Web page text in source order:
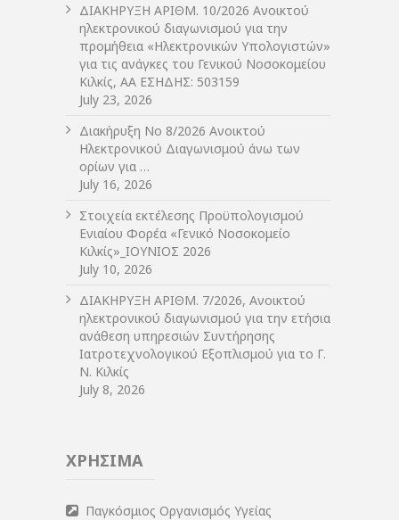
ΔIΑΚΗΡΥΞΗ ΑΡIΘΜ. 10/2026 Ανοικτού
ηλεκτρονικού διαγωνισμού για την
προμήθεια «Ηλεκτρονικών Υπολογιστών»
για τις ανάγκες του Γενικού Νοσοκομείου
Κιλκίς, ΑΑ ΕΣΗΔΗΣ: 503159
July 23, 2026
Διακήρυξη Νο 8/2026 Ανοικτού
Ηλεκτρονικού Διαγωνισμού άνω των
ορίων για …
July 16, 2026
Στοιχεία εκτέλεσης Προϋπολογισμού
Ενιαίου Φορέα «Γενικό Νοσοκομείο
Κιλκίς»_ΙΟΥΝΙΟΣ 2026
July 10, 2026
ΔIΑΚΗΡΥΞΗ ΑΡIΘΜ. 7/2026, Ανοικτού
ηλεκτρονικού διαγωνισμού για την ετήσια
ανάθεση υπηρεσιών Συντήρησης
Ιατροτεχνολογικού Εξοπλισμού για το Γ.
Ν. Κιλκίς
July 8, 2026
ΧΡΗΣΙΜΑ
Παγκόσμιος Οργανισμός Υγείας